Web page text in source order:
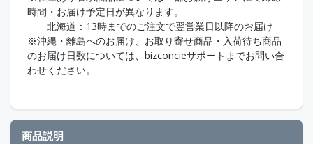
時間・お届け予定日が異なります。
北海道：13時までのご注文で翌営業日以降のお届け
※沖縄・離島へのお届け、お取り寄せ商品・入荷待ち商品
のお届け日数については、bizconcieサポートまでお問い合
わせください。
商品説明